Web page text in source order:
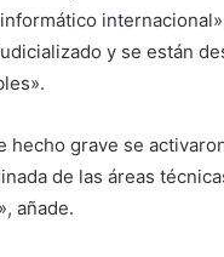
y se están
hecho grave se
de las áreas
añade.